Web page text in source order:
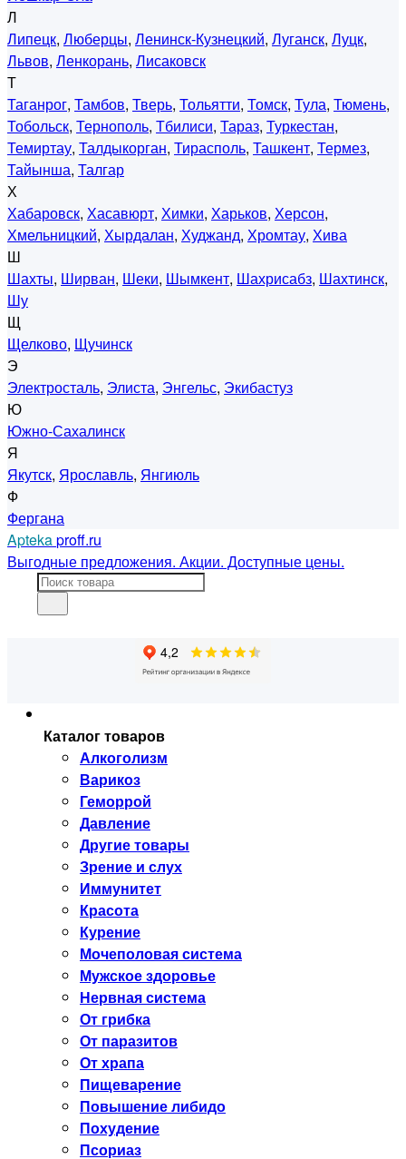
Л
Липецк, Люберцы, Ленинск-Кузнецкий, Луганск, Луцк,
Львов, Ленкорань, Лисаковск
Т
Таганрог, Тамбов, Тверь, Тольятти, Томск, Тула, Тюмень,
Тобольск, Тернополь, Тбилиси, Тараз, Туркестан,
Темиртау, Талдыкорган, Тирасполь, Ташкент, Термез,
Тайынша, Талгар
Х
Хабаровск, Хасавюрт, Химки, Харьков, Херсон,
Хмельницкий, Хырдалан, Худжанд, Хромтау, Хива
Ш
Шахты, Ширван, Шеки, Шымкент, Шахрисабз, Шахтинск,
Шу
Щ
Щелково, Щучинск
Э
Электросталь, Элиста, Энгельс, Экибастуз
Ю
Южно-Сахалинск
Я
Якутск, Ярославль, Янгиюль
Ф
Фергана
Aptekaproff.ru
Выгодные предложения. Акции. Доступные цены.
Каталог товаров
Алкоголизм
Варикоз
Геморрой
Давление
Другие товары
Зрение и слух
Иммунитет
Красота
Курение
Мочеполовая система
Мужское здоровье
Нервная система
От грибка
От паразитов
От храпа
Пищеварение
Повышение либидо
Похудение
Псориаз